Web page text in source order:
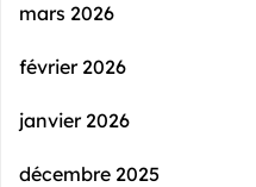
mars 2026
février 2026
janvier 2026
décembre 2025